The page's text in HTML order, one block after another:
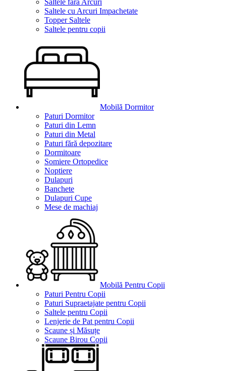
Saltele cu Arcuri Impachetate
Topper Saltele
Saltele pentru copii
Mobilă Dormitor
Paturi Dormitor
Paturi din Lemn
Paturi din Metal
Paturi fără depozitare
Dormitoare
Somiere Ortopedice
Noptiere
Dulapuri
Banchete
Dulapuri Cupe
Mese de machiaj
Mobilă Pentru Copii
Paturi Pentru Copii
Paturi Supraetajate pentru Copii
Saltele pentru Copii
Lenjerie de Pat pentru Copii
Scaune și Măsuțe
Scaune Birou Copii